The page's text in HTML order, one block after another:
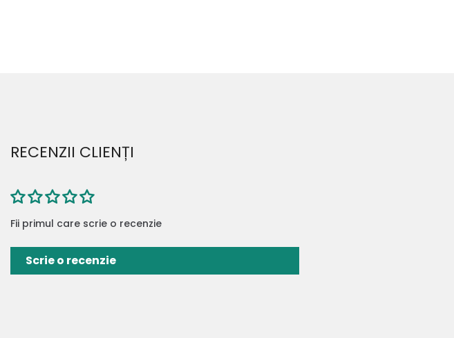
RECENZII CLIENȚI
Fii primul care scrie o recenzie
Scrie o recenzie